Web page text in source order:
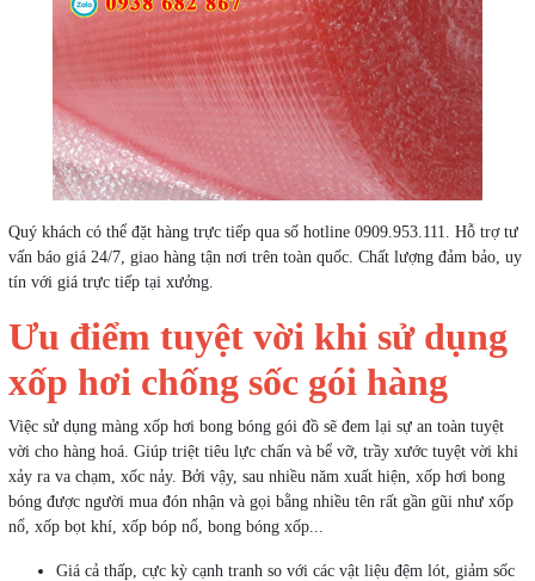
Quý khách có thể đặt hàng trực tiếp qua số hotline 0909.953.111. Hỗ trợ tư
vấn báo giá 24/7, giao hàng tận nơi trên toàn quốc. Chất lượng đảm bảo, uy
tín với giá trực tiếp tại xưởng.
Ưu điểm tuyệt vời khi sử dụng
xốp hơi chống sốc gói hàng
Việc sử dụng màng xốp hơi bong bóng gói đồ sẽ đem lại sự an toàn tuyệt
vời cho hàng hoá. Giúp triệt tiêu lực chấn và bể vỡ, trầy xước tuyệt vời khi
xảy ra va chạm, xốc nảy. Bởi vậy, sau nhiều năm xuất hiện, xốp hơi bong
bóng được người mua đón nhận và gọi bằng nhiều tên rất gần gũi như xốp
nổ, xốp bọt khí, xốp bóp nổ, bong bóng xốp...
Giá cả thấp, cực kỳ cạnh tranh so với các vật liệu đệm lót, giảm sốc